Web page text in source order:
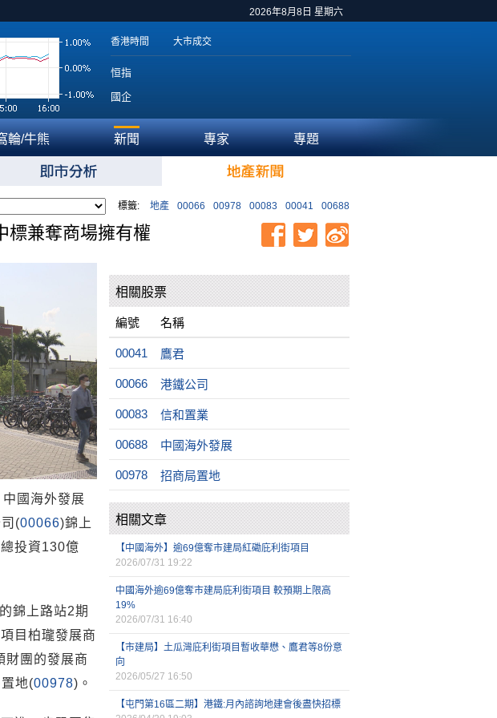
2026年8月8日 星期六
香港時間 大市成交
恒指
國企
輪/牛熊 新聞 專家 專題
標籤: 地產 00066 00978 00083 00041 00688
標兼奪商場擁有權
中國海外發展
(00066)錦上
投資130億
錦上路站2期
目柏瓏發展商
財團的發展商
地(00978)。
相關股票
編號 名稱
00041 鷹君
00066 港鐵公司
00083 信和置業
00688 中國海外發展
00978 招商局置地
相關文章
【中國海外】逾69億奪市建局紅磡庇利街項目
2026/07/31 19:22
中國海外逾69億奪市建局庇利街項目 較預期上限高
19%
2026/07/31 16:40
【市建局】土瓜灣庇利街項目暫收華懋、鷹君等8份意
向
2026/05/27 16:50
【屯門第16區二期】港鐵:月內諮詢地建會後盡快招標